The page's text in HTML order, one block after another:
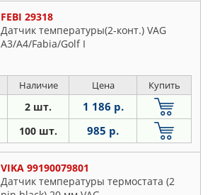
FEBI 29318
Датчик температуры(2-конт.) VAG
A3/A4/Fabia/Golf I
Наличие Цена Купить
2 шт. 1 186 р.
100 шт. 985 р.
VIKA 99190079801
Датчик температуры термостата (2